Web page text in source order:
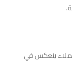
ينعكس في